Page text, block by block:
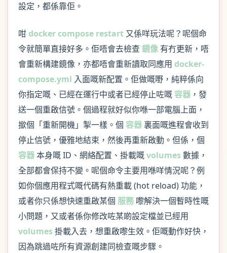
設定，都係靠佢。
咁docker compose restart 又係咩玩法呢？呢個命
令就簡單直接好多。佢唔會去檢查 鏡像 有冇更新，唔
會重新構建鏡像，亦都唔會重新讀取同應用 docker-
compose.yml 入面嘅新配置。佢做嘅嘢，純粹係向
你指定嘅、已經在運行中或者已經停止咗嘅容器 ，發
送一個重啟信號。個過程就好似你喺一部電腦上面，
撳個「重新開機」掣一樣。個 容器裏面嘅進程會收到
停止信號，優雅地結束，然後再重新啟動。但係，個
容器本身嘅 ID、網絡配置、掛載嘅volumes數據，
全部都會保持不變。呢個命令主要用喺咩情況呢？例
如你個應用程式嘅代碼有熱重載 (hot reload) 功能，
或者你只係想快速重啟某個 服務 嚟解決一個暫時性嘅
小問題，又或者係你修改咗某啲設定檔並已經用
volumes掛載入去，想重啟嚟生效。佢嘅動作好快，
因為跳過咗所有資源創建同檢查嘅步驟。